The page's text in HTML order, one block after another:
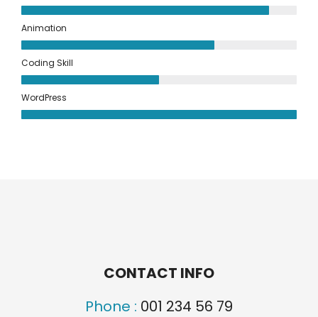
Animation
Coding Skill
WordPress
CONTACT INFO
Phone : 001 234 56 79